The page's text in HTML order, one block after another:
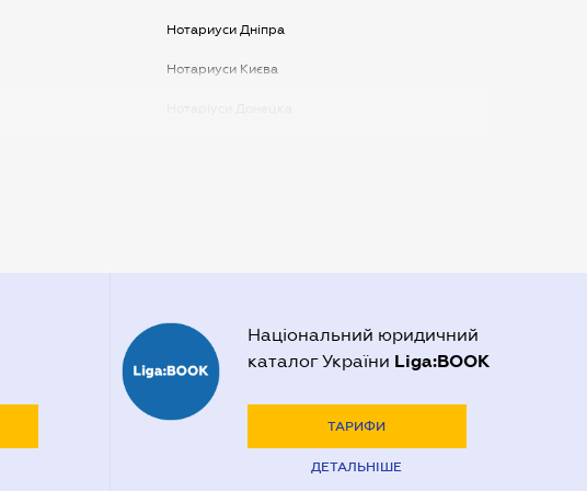
Нотариуси Дніпра
Нотариуси Києва
Національний юридичний
каталог України Liga:BOOK
ТАРИФИ
ДЕТАЛЬНІШЕ